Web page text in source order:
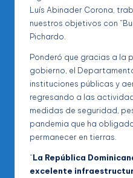
Luís Abinader Corona,
nuestros objetivos con
Pichardo.
Ponderó que gracias a la
gobierno, el
instituciones públicas y
regresando a las
medidas de seguridad,
pandemia que ha
permanecer en tierras.
“La República
excelente